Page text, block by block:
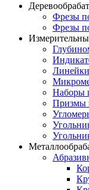
Фрезы
Фрезы
Линейки
Наборы
Призмы